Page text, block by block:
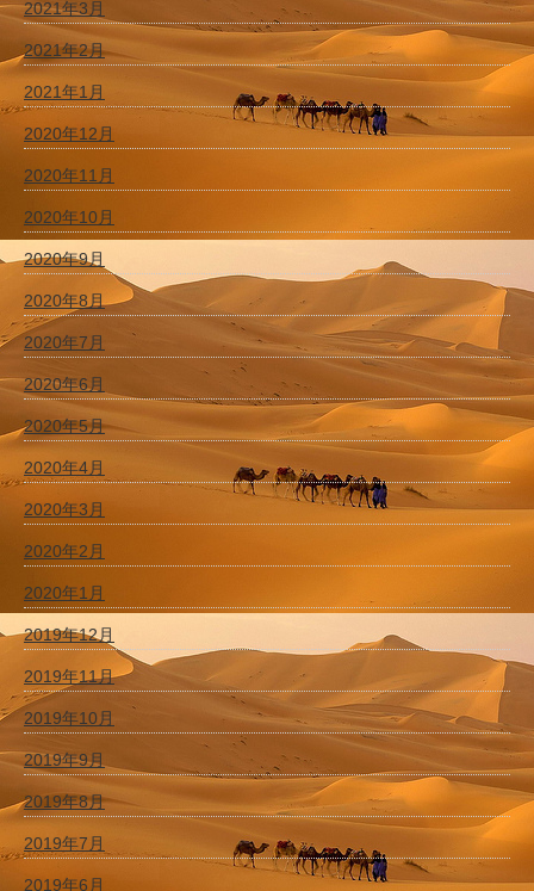
2021年3月
2021年2月
2021年1月
2020年12月
2020年11月
2020年10月
2020年9月
2020年8月
2020年7月
2020年6月
2020年5月
2020年4月
2020年3月
2020年2月
2020年1月
2019年12月
2019年11月
2019年10月
2019年9月
2019年8月
2019年7月
2019年6月